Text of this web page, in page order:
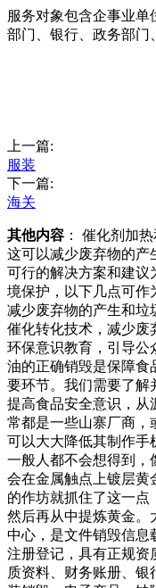
服务对象包含企事业单
部门、银行、政务部门
上一篇:
服装
下一篇:
海关
其他内容 ： 催化剂加
这可以减少废弃物的产
可行的解决方案和建
境保护，以下几点可作
减少废弃物的产生和垃
催化转化技术，减少废
环保意识教育，引导公
油的正确销毁是保障食
要环节。我们需要了解
提高食品安全意识，从
常都是一些山寨厂商，
可以大大降低其制作
一般人都不会想得到，
会在金属触点上镀层黄
的作坊就抓住了这一点
然后再从中提炼黄金。
中心，是文件销毁信息
注册登记，具有正规资
质资料、财务账册、银